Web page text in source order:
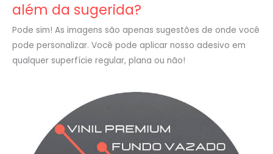
além da sugerida?
Pode sim! As imagens são apenas sugestões de onde você
pode personalizar. Você pode aplicar nosso adesivo em
qualquer superfície regular, plana ou não!